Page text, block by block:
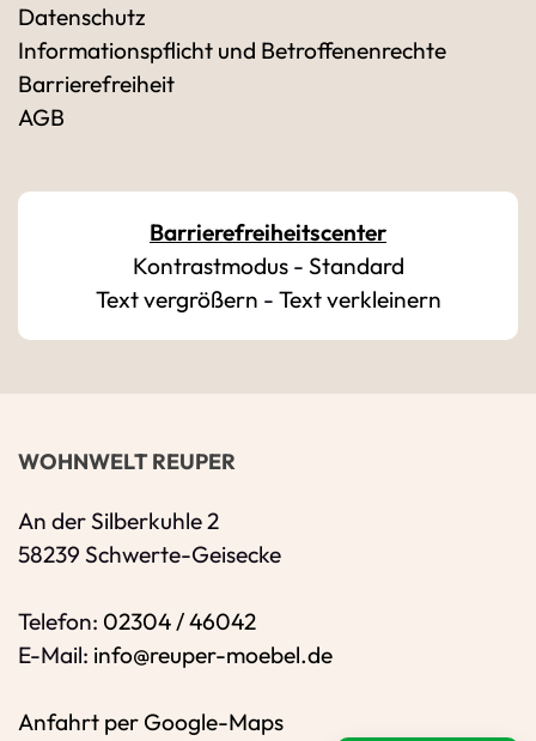
Datenschutz
Informationspflicht und Betroffenenrechte
Barrierefreiheit
AGB
Barrierefreiheitscenter
Kontrastmodus- Standard
Text vergrößern - Text verkleinern
WOHNWELT REUPER
An der Silberkuhle 2
58239 Schwerte-Geisecke
Telefon: 02304 / 46042
E-Mail: info@reuper-moebel.de
Anfahrt per Google-Maps
Ihre Kontaktdaten
Alle mit Stern gekennzeichneten Felder
Name*
E-Mail-Adresse*
Bitte geben Sie eine gültige E-Mail-Adresse
Telefon*
Ihr Wunschtermin / Rückruf
Datum
Sie können ein Datum ab übermorgen